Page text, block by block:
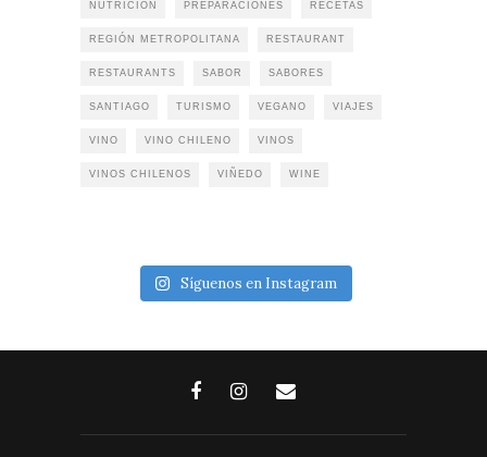
NUTRICIÓN PREPARACIONES RECETAS
REGIÓN METROPOLITANA RESTAURANT
RESTAURANTS SABOR SABORES
SANTIAGO TURISMO VEGANO VIAJES
VINO VINO CHILENO VINOS
VINOS CHILENOS VIÑEDO WINE
Síguenos en Instagram